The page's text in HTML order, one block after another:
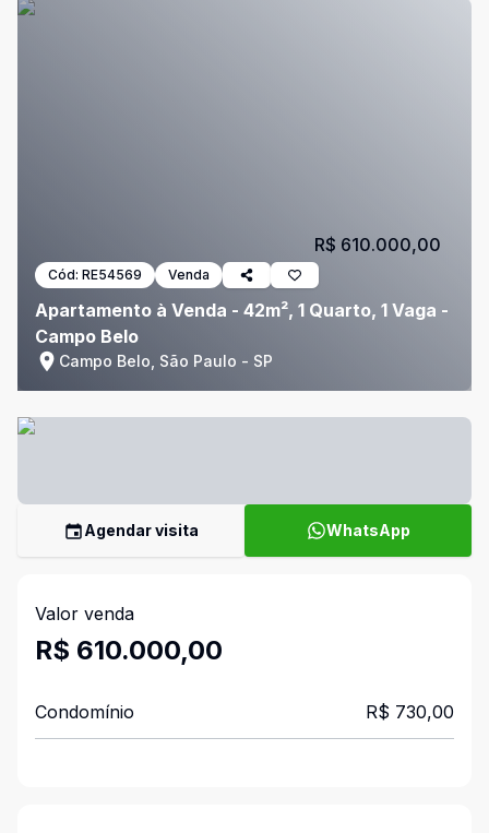
Cód: RE54569 Venda
Apartamento à Venda - 42m², 1 Quarto, 1 Vaga -
Campo Belo
Campo Belo, São Paulo - SP
R$ 610.000,00
Agendar visita WhatsApp
Valor venda
R$ 610.000,00
Condomínio R$ 730,00